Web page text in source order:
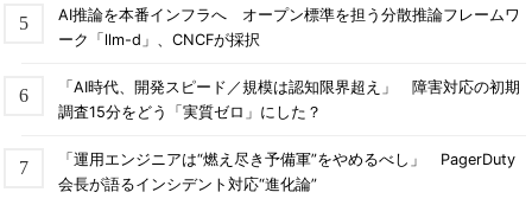
AI推論を本番インフラへ オープン標準を担う分散推論フレームワ
ーク「llm-d」、CNCFが採択
「AI時代、開発スピード／規模は認知限界超え」 障害対応の初期
調査15分をどう「実質ゼロ」にした？
「運用エンジニアは“燃え尽き予備軍”をやめるべし」 PagerDuty
会長が語るインシデント対応“進化論”